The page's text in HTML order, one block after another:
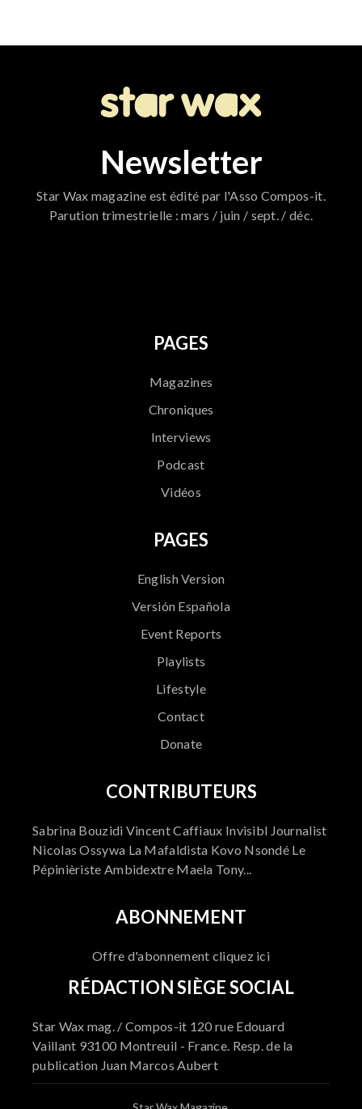
Newsletter
Star Wax magazine est édité par l'Asso Compos-it.
Parution trimestrielle : mars / juin / sept. / déc.
PAGES
Magazines
Chroniques
Interviews
Podcast
Vidéos
PAGES
English Version
Versión Española
Event Reports
Playlists
Lifestyle
Contact
Donate
CONTRIBUTEURS
Sabrina Bouzidi Vincent Caffiaux Invisibl Journalist
Nicolas Ossywa La Mafaldista Kovo Nsondé Le
Pépinièriste Ambidextre Maela Tony...
ABONNEMENT
Offre d'abonnement cliquez ici
RÉDACTION SIÈGE SOCIAL
Star Wax mag. / Compos-it 120 rue Edouard
Vaillant 93100 Montreuil - France. Resp. de la
publication Juan Marcos Aubert